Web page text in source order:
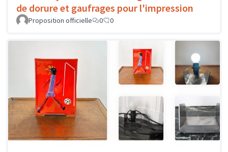
de dorure et gaufrages pour l'impression
Proposition officielle 0 0